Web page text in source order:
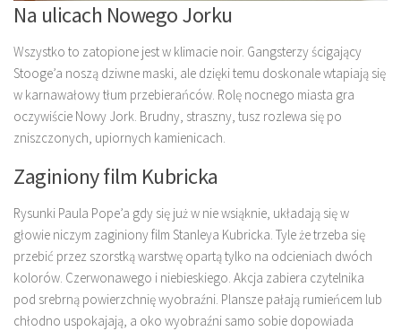
Na ulicach Nowego Jorku
Wszystko to zatopione jest w klimacie noir. Gangsterzy ścigający
Stooge’a noszą dziwne maski, ale dzięki temu doskonale wtapiają się
w karnawałowy tłum przebierańców. Rolę nocnego miasta gra
oczywiście Nowy Jork. Brudny, straszny, tusz rozlewa się po
zniszczonych, upiornych kamienicach.
Zaginiony film Kubricka
Rysunki Paula Pope’a gdy się już w nie wsiąknie, układają się w
głowie niczym zaginiony film Stanleya Kubricka. Tyle że trzeba się
przebić przez szorstką warstwę opartą tylko na odcieniach dwóch
kolorów. Czerwonawego i niebieskiego. Akcja zabiera czytelnika
pod srebrną powierzchnię wyobraźni. Plansze pałają rumieńcem lub
chłodno uspokajają, a oko wyobraźni samo sobie dopowiada